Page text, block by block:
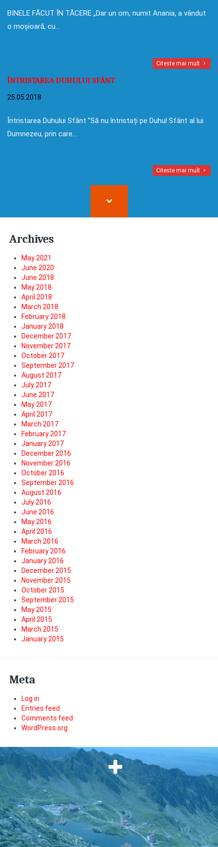
BINELE FĂCUT ÎN TĂCERE „Dar un om, numit Anania, a vândut
o moșioară, cu…
Citeste mai mult
ÎNTRISTAREA DUHULUI SFÂNT
25.05.2018
Întristarea Duhului Sfânt ”Să nu întristați pe Duhul Sfânt al lui
Dumnezeu, prin care…
Citeste mai mult
Archives
May 2021
June 2020
June 2018
May 2018
April 2018
March 2018
February 2018
January 2018
December 2017
November 2017
October 2017
September 2017
August 2017
July 2017
June 2017
May 2017
April 2017
March 2017
February 2017
January 2017
December 2016
November 2016
October 2016
September 2016
August 2016
July 2016
June 2016
May 2016
April 2016
March 2016
February 2016
January 2016
December 2015
November 2015
October 2015
September 2015
May 2015
April 2015
March 2015
January 2015
Meta
Log in
Entries feed
Comments feed
WordPress.org